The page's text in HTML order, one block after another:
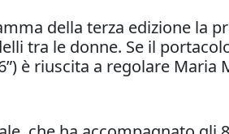
della terza edizione la
tra le donne. Se il
è riuscita a regolare Maria